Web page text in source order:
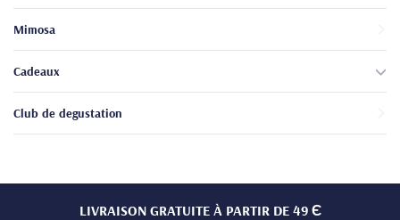
Mimosa
Cadeaux
Club de degustation
LIVRAISON GRATUITE À PARTIR DE 49 Є